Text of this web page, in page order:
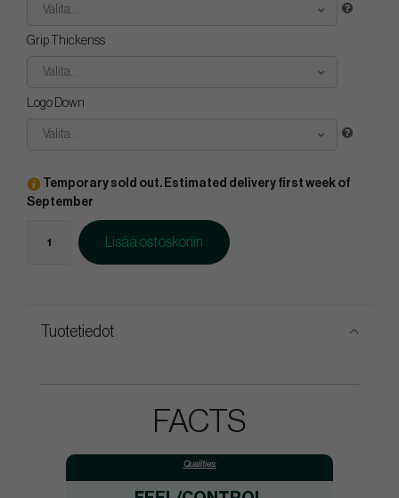
Valita...
Grip Thickenss
Valita...
Logo Down
Valita...
Temporary sold out. Estimated delivery first week of
September
Lisää ostoskoriin
Tuotetiedot
FACTS
Qualities: